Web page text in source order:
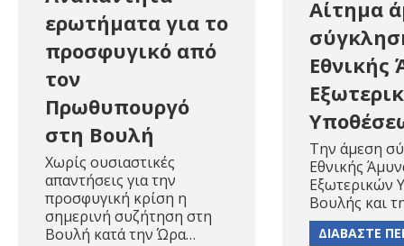
ερωτήματα για το
προσφυγικό από
τον
Πρωθυπουργό
στη Βουλή
Χωρίς ουσιαστικές
απαντήσεις για την
προσφυγική κρίση η
σημερινή συζήτηση στη
Βουλή κατά την Ώρα…
Αίτημα
Εθνικής
Την άμεση
Εθνικής
Εξωτερικών
Βουλής και
ΔΙΑΒΑΣΤΕ